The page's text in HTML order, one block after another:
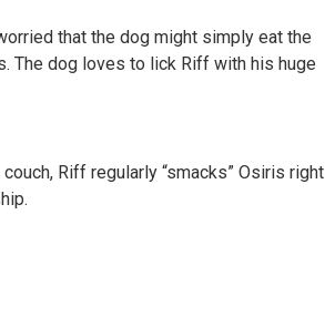
that the dog might simply eat the
The dog loves to lick Riff with his huge
Riff regularly “smacks” Osiris right